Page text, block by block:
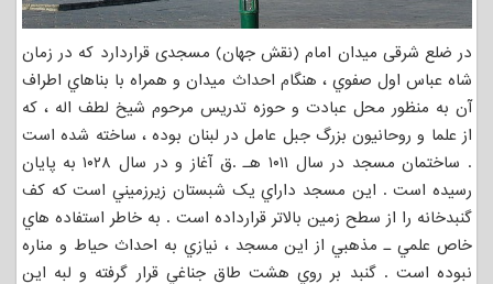
در ضلع شرقی میدان امام (نقش جهان) مسجدی قراردارد که در زمان
شاه عباس اول صفوي ، هنگام احداث ميدان و همراه با بناهاي اطراف
آن به منظور محل عبادت و حوزه تدريس مرحوم شيخ لطف اله ، که
از علما و روحانيون بزرگ جبل عامل در لبنان بوده ، ساخته شده است
. ساختمان مسجد در سال ۱۰۱۱ هـ .ق آغاز و در سال ۱۰۲۸ به پايان
رسيده است . اين مسجد داراي يک شبستان زيرزميني است كه كف
گنبدخانه را از سطح زمين بالاتر قرارداده است . به خاطر استفاده هاي
خاص علمي ـ مذهبي از اين مسجد ، نيازي به احداث حياط و مناره
نبوده است . گنبد بر روي هشت طاق جناغي قرار گرفته و لبه اين